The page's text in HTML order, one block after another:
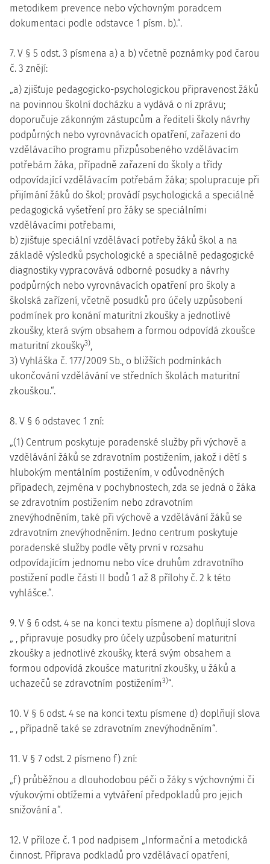
metodikem prevence nebo výchovným poradcem
dokumentaci podle odstavce 1 písm. b).“.
7. V § 5 odst. 3 písmena a) a b) včetně poznámky pod čarou
č. 3 znějí:
„a) zjišťuje pedagogicko-psychologickou připravenost žáků
na povinnou školní docházku a vydává o ní zprávu;
doporučuje zákonným zástupcům a řediteli školy návrhy
podpůrných nebo vyrovnávacích opatření, zařazení do
vzdělávacího programu přizpůsobeného vzdělávacím
potřebám žáka, případně zařazení do školy a třídy
odpovídající vzdělávacím potřebám žáka; spolupracuje při
přijímání žáků do škol; provádí psychologická a speciálně
pedagogická vyšetření pro žáky se speciálními
vzdělávacími potřebami,
b) zjišťuje speciální vzdělávací potřeby žáků škol a na
základě výsledků psychologické a speciálně pedagogické
diagnostiky vypracovává odborné posudky a návrhy
podpůrných nebo vyrovnávacích opatření pro školy a
školská zařízení, včetně posudků pro účely uzpůsobení
podmínek pro konání maturitní zkoušky a jednotlivé
zkoušky, která svým obsahem a formou odpovídá zkoušce
maturitní zkoušky3),
3) Vyhláška č. 177/2009 Sb., o bližších podmínkách
ukončování vzdělávání ve středních školách maturitní
zkouškou.“.
8. V § 6 odstavec 1 zní:
„(1) Centrum poskytuje poradenské služby při výchově a
vzdělávání žáků se zdravotním postižením, jakož i dětí s
hlubokým mentálním postižením, v odůvodněných
případech, zejména v pochybnostech, zda se jedná o žáka
se zdravotním postižením nebo zdravotním
znevýhodněním, také při výchově a vzdělávání žáků se
zdravotním znevýhodněním. Jedno centrum poskytuje
poradenské služby podle věty první v rozsahu
odpovídajícím jednomu nebo více druhům zdravotního
postižení podle části II bodů 1 až 8 přílohy č. 2 k této
vyhlášce.“.
9. V § 6 odst. 4 se na konci textu písmene a) doplňují slova
„ , připravuje posudky pro účely uzpůsobení maturitní
zkoušky a jednotlivé zkoušky, která svým obsahem a
formou odpovídá zkoušce maturitní zkoušky, u žáků a
uchazečů se zdravotním postižením3)“.
10. V § 6 odst. 4 se na konci textu písmene d) doplňují slova
„ , případně také se zdravotním znevýhodněním“.
11. V § 7 odst. 2 písmeno f) zní:
„f) průběžnou a dlouhodobou péči o žáky s výchovnými či
výukovými obtížemi a vytváření předpokladů pro jejich
snižování a“.
12. V příloze č. 1 pod nadpisem „Informační a metodická
činnost. Příprava podkladů pro vzdělávací opatření,